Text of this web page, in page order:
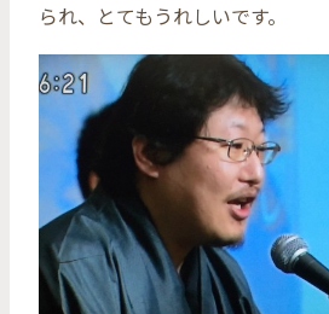
られ、とてもうれしいです。